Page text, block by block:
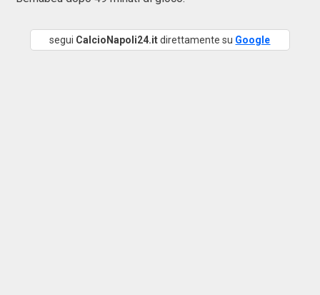
segui CalcioNapoli24.itdirettamente su Google